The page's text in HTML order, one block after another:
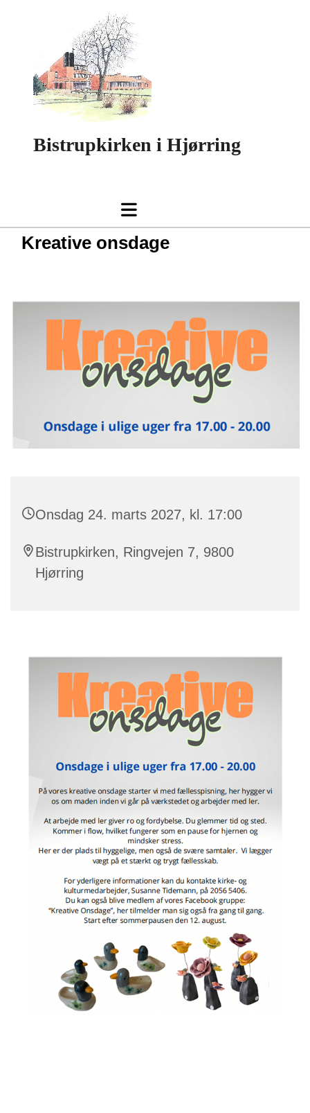
Bistrupkirken i Hjørring
Kreative onsdage
Onsdag 24. marts 2027, kl. 17:00
Bistrupkirken, Ringvejen 7, 9800
Hjørring